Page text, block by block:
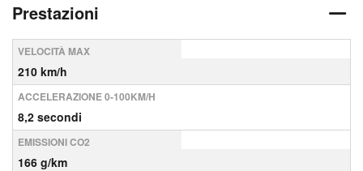
Prestazioni
VELOCITÀ MAX
210 km/h
ACCELERAZIONE 0-100KM/H
8,2 secondi
EMISSIONI CO2
166 g/km